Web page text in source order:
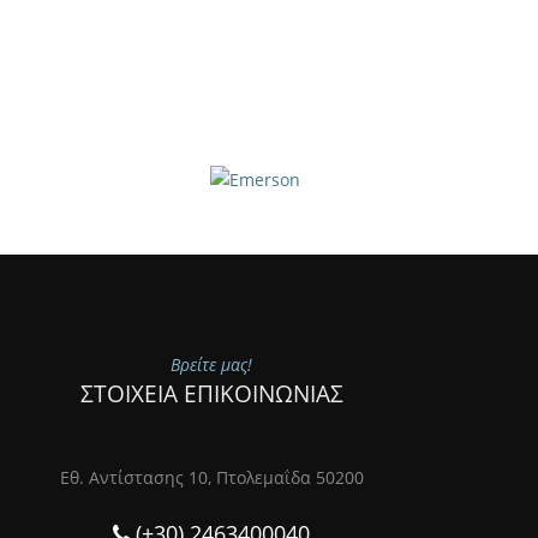
Βρείτε μας!
ΣΤΟΙΧΕΙΑ ΕΠΙΚΟΙΝΩΝΙΑΣ
Εθ. Αντίστασης 10, Πτολεμαΐδα 50200